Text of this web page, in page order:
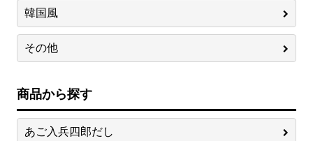
韓国風
その他
商品から探す
あご入兵四郎だし